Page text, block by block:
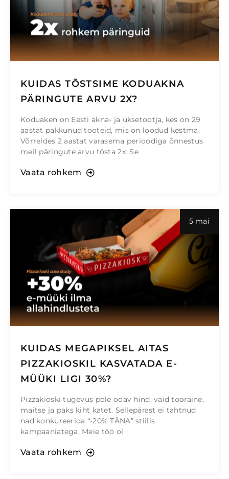
KUIDAS TÕSTSIME KODUAKNA
PÄRINGUTE ARVU 2X?
Koduaken on Eesti akna- ja uksetootja, kes on 29
aastat pakkunud tooteid, mis on loodud kestma.
Võrreldes 2 aastat varasema perioodiga õnnestus
meil päringute arvu tõsta 2x. Se
Vaata rohkem
5 mai
KUIDAS MEGAPIKSEL AITAS
PIZZAKIOSKIL KASVATADA E-
MÜÜKI LIGI 30%?
Pizzakioski tugevus pole odav hind, vaid tooraine,
maitse ja paks kiht katet. Sellepärast ei tahtnud
nad konkureerida “-20% TÄNA” stiilis
kampaaniatega. Meie töö ol
Vaata rohkem